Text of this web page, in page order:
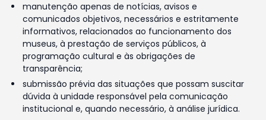
manutenção apenas de notícias, avisos e
comunicados objetivos, necessários e estritamente
informativos, relacionados ao funcionamento dos
museus, à prestação de serviços públicos, à
programação cultural e às obrigações de
transparência;
submissão prévia das situações que possam suscitar
dúvida à unidade responsável pela comunicação
institucional e, quando necessário, à análise jurídica.